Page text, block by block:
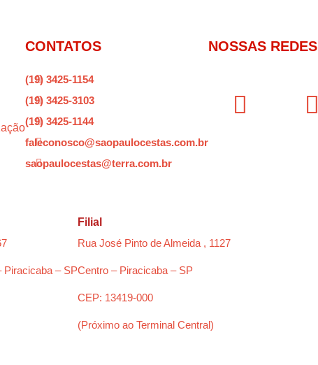
CONTATOS

(19) 3425-1154

(19) 3425-3103

(19) 3425-1144

faleconosco@saopaulocestas.com.br

saopaulocestas@terra.com.br
NOSSAS REDES
Piracicaba – SP
Filial
Rua José Pinto de Almeida , 1127
Centro – Piracicaba – SP
CEP: 13419-000
(Próximo ao Terminal Central)